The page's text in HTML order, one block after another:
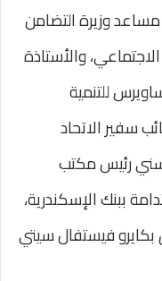
وزيرة التضامن
والأستاذة
للتنمية
سفير الاتحاد
رئيس مكتب
ببنك الإسكندرية،
بكايرو فيستفال سيتي